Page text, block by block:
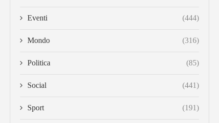
Eventi (444)
Mondo (316)
Politica (85)
Social (441)
Sport (191)